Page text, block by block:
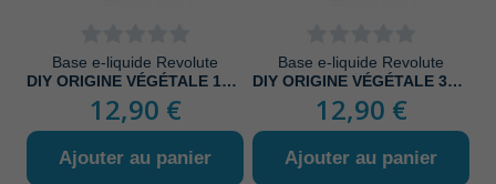
Base e-liquide Revolute
DIY ORIGINE VÉGÉTALE 100% VG
12,90 €
Ajouter au panier
Base e-liquide Revolute
DIY ORIGINE VÉGÉTALE 30/70
12,90 €
Ajouter au panier